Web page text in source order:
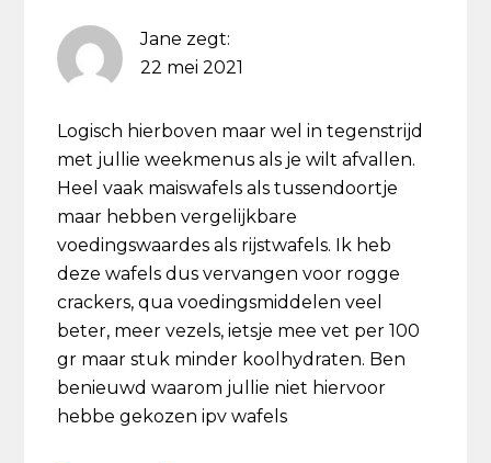
Jane zegt:
22 mei 2021
Logisch hierboven maar wel in tegenstrijd
met jullie weekmenus als je wilt afvallen.
Heel vaak maiswafels als tussendoortje
maar hebben vergelijkbare
voedingswaardes als rijstwafels. Ik heb
deze wafels dus vervangen voor rogge
crackers, qua voedingsmiddelen veel
beter, meer vezels, ietsje mee vet per 100
gr maar stuk minder koolhydraten. Ben
benieuwd waarom jullie niet hiervoor
hebbe gekozen ipv wafels